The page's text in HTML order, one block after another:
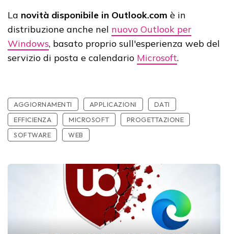
La novità disponibile in Outlook.com è in
distribuzione anche nel nuovo Outlook per
Windows, basato proprio sull'esperienza web del
servizio di posta e calendario Microsoft.
AGGIORNAMENTI APPLICAZIONI
DATI
EFFICIENZA
MICROSOFT
PROGETTAZIONE
SOFTWARE
WEB